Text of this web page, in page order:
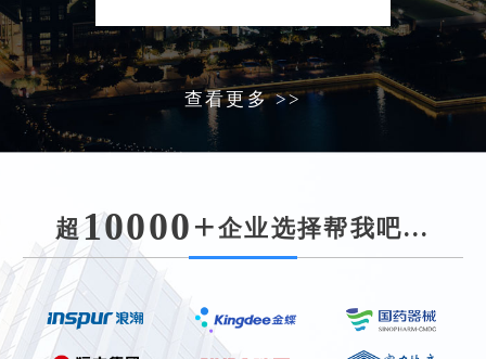
查看更多 >>
超10000+企业选择帮我吧...